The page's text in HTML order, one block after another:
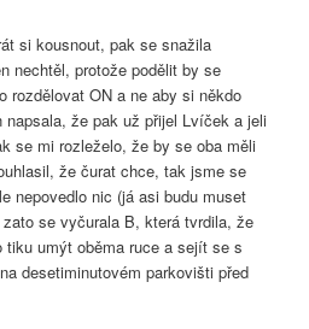
si kousnout, pak se snažila
nechtěl, protože podělit by se
rozdělovat ON a ne aby si někdo
napsala, že pak už přijel Lvíček a jeli
se mi rozleželo, že by se oba měli
že čurat chce, tak jsme se
nepovedlo nic (já asi budu muset
se vyčurala B, která tvrdila, že
tiku umýt oběma ruce a sejít se s
desetiminutovém parkovišti před